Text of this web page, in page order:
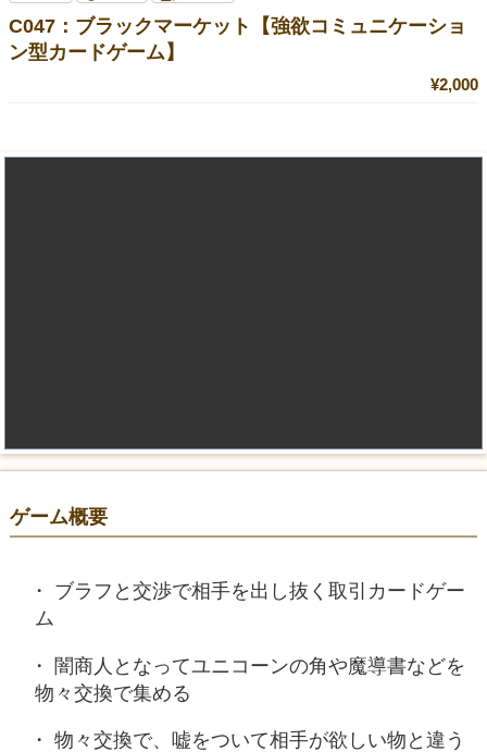
C047：ブラックマーケット【強欲コミュニケーショ
ン型カードゲーム】
¥2,000
ゲーム概要
ブラフと交渉で相手を出し抜く取引カードゲー
ム
闇商人となってユニコーンの角や魔導書などを
物々交換で集める
物々交換で、嘘をついて相手が欲しい物と違う